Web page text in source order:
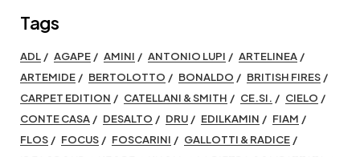
Tags
ADL AGAPE AMINI ANTONIO LUPI
ARTELINEA
ARTEMIDE
BERTOLOTTO BONALDO
BRITISH FIRES
CARPET EDITION
CATELLANI & SMITH CE.SI.
CIELO
CONTE CASA
DESALTO DRU EDILKAMIN
FIAM
FLOS
FOCUS FOSCARINI
GALLOTTI & RADICE